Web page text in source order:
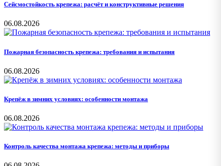
Сейсмостойкость крепежа: расчёт и конструктивные решения
06.08.2026
Пожарная безопасность крепежа: требования и испытания
06.08.2026
Крепёж в зимних условиях: особенности монтажа
06.08.2026
Контроль качества монтажа крепежа: методы и приборы